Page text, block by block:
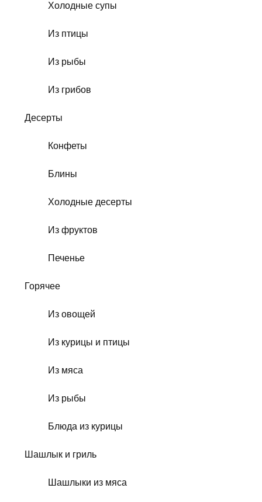
Холодные супы
Из птицы
Из рыбы
Из грибов
Десерты
Конфеты
Блины
Холодные десерты
Из фруктов
Печенье
Горячее
Из овощей
Из курицы и птицы
Из мяса
Из рыбы
Блюда из курицы
Шашлык и гриль
Шашлыки из мяса